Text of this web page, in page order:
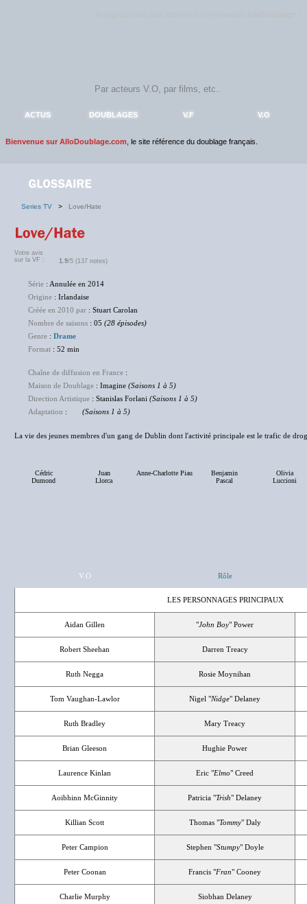
ACTUS DOUBLAGES V.F V.O
Bienvenue sur AlloDoublage.com , le site référence du doublage français.
Series TV > Love/Hate
Votre avis
sur la VF :
1.9/5 (137 notes)
Série : Annulée en 2014
Origine : Irlandaise
Créée en 2010 par : Stuart Carolan
Nombre de saisons : 05 (28 épisodes)
Genre : Drame
Format : 52 min
Chaîne de diffusion en France :
Maison de Doublage : Imagine (Saisons 1 à 5)
Direction Artistique : Stanislas Forlani (Saisons 1 à 5)
Adaptation : (Saisons 1 à 5)
La vie des jeunes membres d'un gang de Dublin dont l'activité principale est le trafic de
Cédric
Dumond
Juan
Llorca
Anne-Charlotte Piau
Benjamin
Pascal
Olivia
Luccioni
V.O Rôle
LES PERSONNAGES PRINCIPAUX
Aidan Gillen "John Boy" Power
Robert Sheehan Darren Treacy
Ruth Negga Rosie Moynihan
Tom Vaughan-Lawlor Nigel "Nidge" Delaney
Ruth Bradley Mary Treacy
Brian Gleeson Hughie Power
Laurence Kinlan Eric "Elmo" Creed
Aoibhinn McGinnity Patricia "Trish" Delaney
Killian Scott Thomas "Tommy" Daly
Peter Campion Stephen "Stumpy" Doyle
Peter Coonan Francis "Fran" Cooney
Charlie Murphy Siobhan Delaney